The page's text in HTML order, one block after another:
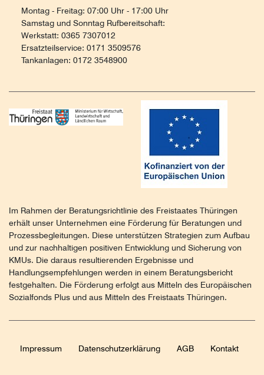
Montag - Freitag: 07:00 Uhr - 17:00 Uhr
Samstag und Sonntag Rufbereitschaft:
Werkstatt: 0365 7307012
Ersatzteilservice: 0171 3509576
Tankanlagen: 0172 3548900
Im Rahmen der Beratungsrichtlinie des Freistaates Thüringen
erhält unser Unternehmen eine Förderung für Beratungen und
Prozessbegleitungen. Diese unterstützen Strategien zum Aufbau
und zur nachhaltigen positiven Entwicklung und Sicherung von
KMUs. Die daraus resultierenden Ergebnisse und
Handlungsempfehlungen werden in einem Beratungsbericht
festgehalten. Die Förderung erfolgt aus Mitteln des Europäischen
Sozialfonds Plus und aus Mitteln des Freistaats Thüringen.
Impressum Daten­schutz­erklärung AGB Kontakt